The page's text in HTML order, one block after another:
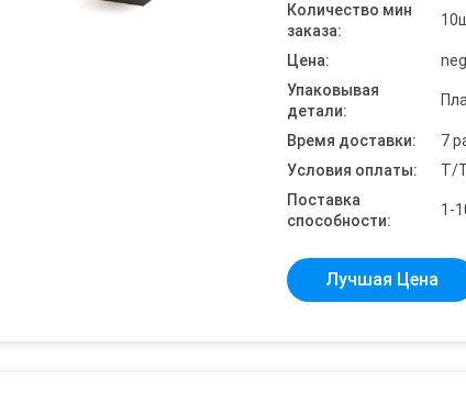
Количество мин
заказа:
Цена:
Упаковывая
детали:
Время доставки:
7
Условия оплаты:
T/
Поставка
способности:
1-
Лучшая Цена